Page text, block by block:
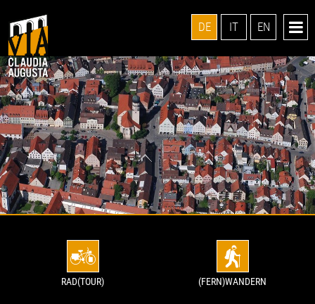
DE IT EN
RAD(TOUR) (FERN)WANDERN